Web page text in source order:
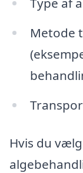
Metode
Hvis du